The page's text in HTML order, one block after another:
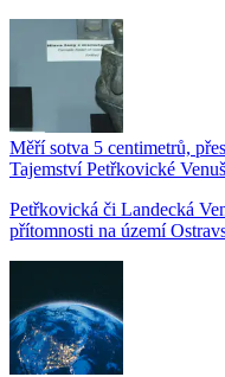
Měří sotva 5 centimetrů,
Tajemství Petřkovické
Petřkovická či Landecká
přítomnosti na území